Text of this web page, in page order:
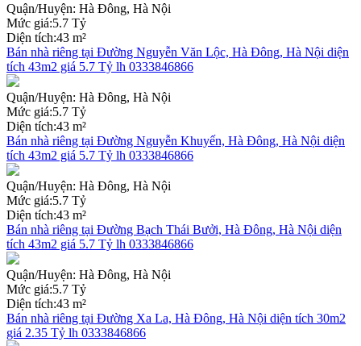
Quận/Huyện: Hà Đông, Hà Nội
Mức giá:5.7 Tỷ
Diện tích:43 m²
Bán nhà riêng tại Đường Nguyễn Văn Lộc, Hà Đông, Hà Nội diện
tích 43m2 giá 5.7 Tỷ lh 0333846866
Quận/Huyện: Hà Đông, Hà Nội
Mức giá:5.7 Tỷ
Diện tích:43 m²
Bán nhà riêng tại Đường Nguyễn Khuyến, Hà Đông, Hà Nội diện
tích 43m2 giá 5.7 Tỷ lh 0333846866
Quận/Huyện: Hà Đông, Hà Nội
Mức giá:5.7 Tỷ
Diện tích:43 m²
Bán nhà riêng tại Đường Bạch Thái Bưởi, Hà Đông, Hà Nội diện
tích 43m2 giá 5.7 Tỷ lh 0333846866
Quận/Huyện: Hà Đông, Hà Nội
Mức giá:5.7 Tỷ
Diện tích:43 m²
Bán nhà riêng tại Đường Xa La, Hà Đông, Hà Nội diện tích 30m2
giá 2.35 Tỷ lh 0333846866